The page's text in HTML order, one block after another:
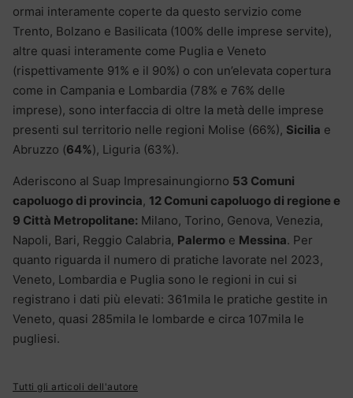
ormai interamente coperte da questo servizio come
Trento, Bolzano e Basilicata (100% delle imprese servite),
altre quasi interamente come Puglia e Veneto
(rispettivamente 91% e il 90%) o con un’elevata copertura
come in Campania e Lombardia (78% e 76% delle
imprese), sono interfaccia di oltre la metà delle imprese
presenti sul territorio nelle regioni Molise (66%), Sicilia e
Abruzzo (64%), Liguria (63%).
Aderiscono al Suap Impresainungiorno 53 Comuni
capoluogo di provincia, 12 Comuni capoluogo di regione e
9 Città Metropolitane: Milano, Torino, Genova, Venezia,
Napoli, Bari, Reggio Calabria, Palermo e Messina. Per
quanto riguarda il numero di pratiche lavorate nel 2023,
Veneto, Lombardia e Puglia sono le regioni in cui si
registrano i dati più elevati: 361mila le pratiche gestite in
Veneto, quasi 285mila le lombarde e circa 107mila le
pugliesi.
Tutti gli articoli dell'autore